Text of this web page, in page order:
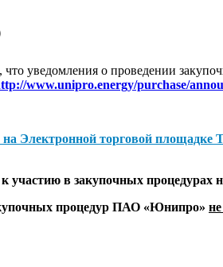
уведомления о проведении
www.unipro.energy/purchase/
Электронной торговой площадке
в закупочных процедурах
процедур ПАО «Юнипро»